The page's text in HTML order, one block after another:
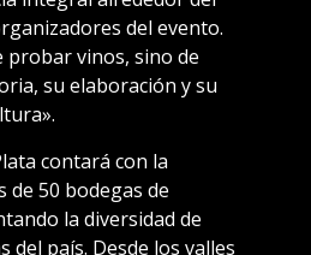
del evento.
probar vinos, sino de
su elaboración y su
contará con la
de 50 bodegas de
la diversidad de
del país. Desde los valles